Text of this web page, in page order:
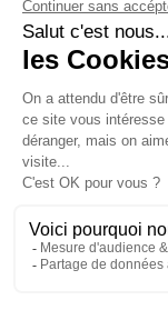
NOS PRODUITS
NOTRE SOCIÉTÉ
INFORMATIONS